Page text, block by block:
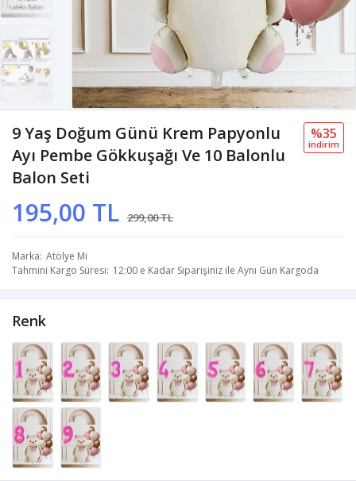
9 Yaş Doğum Günü Krem Papyonlu
Ayı Pembe Gökkuşağı Ve 10 Balonlu
Balon Seti
195,00 TL 299,00 TL
%35
i̇ndi̇ri̇m
Marka Atölye Mi
Tahmini Kargo Süresi 12:00 e Kadar Siparişiniz ile Aynı Gün Kargoda
Renk